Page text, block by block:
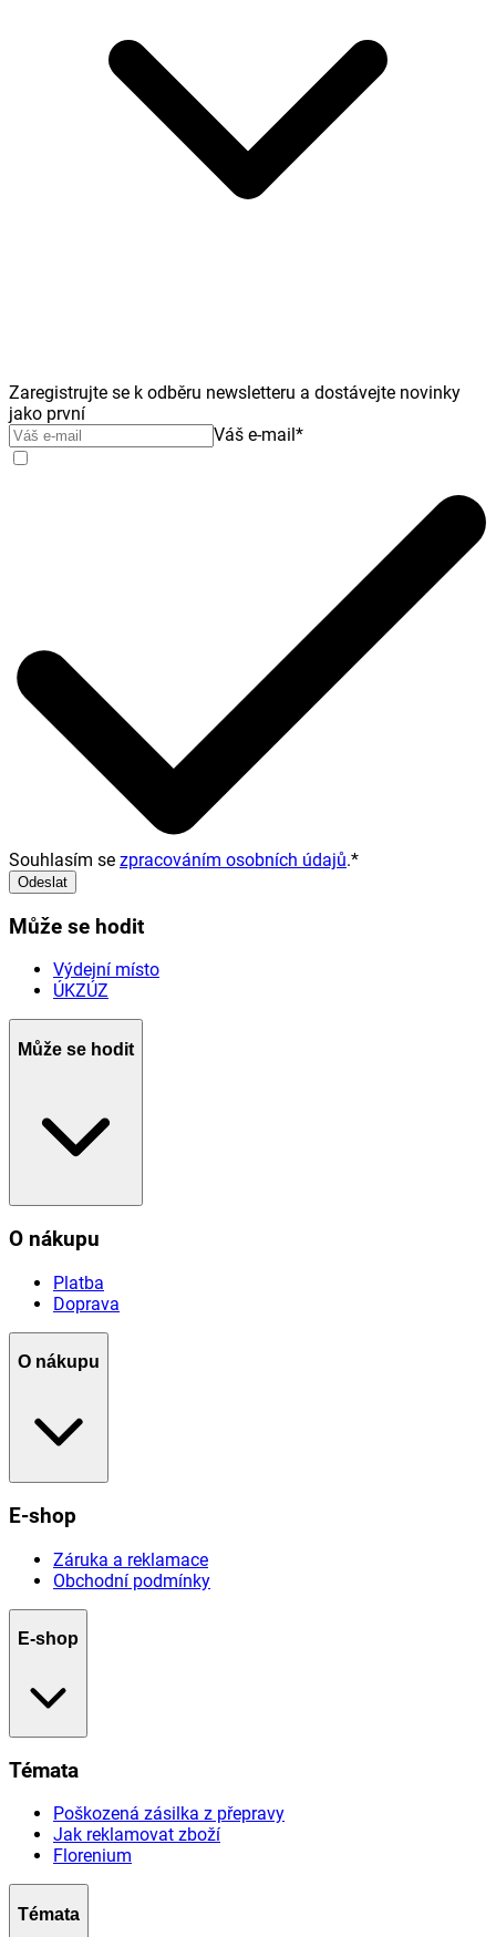
Zaregistrujte se k odběru newsletteru a dostávejte novinky
jako první
Váš e-mail*
Souhlasím se zpracováním osobních údajů.*
Odeslat
Může se hodit
Výdejní místo
ÚKZÚZ
Může se hodit
O nákupu
Platba
Doprava
O nákupu
E-shop
Záruka a reklamace
Obchodní podmínky
E-shop
Témata
Poškozená zásilka z přepravy
Jak reklamovat zboží
Florenium
Témata